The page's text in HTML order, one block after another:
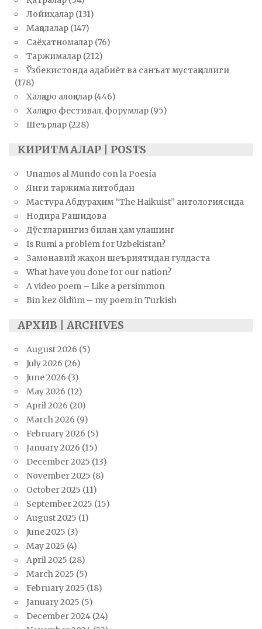
Лойиҳалар (131)
Мақолалар (147)
Саёҳатномалар (76)
Таржималар (212)
Ўзбекистонда адабиёт ва санъат мустақиллиги
(178)
Халқаро алоқалар (446)
Халқаро фестивал, форумлар (95)
Шеърлар (228)
КИРИТМАЛАР | POSTS
Unamos al Mundo con la Poesía
Янги таржима китобдан
Мастура Абдураҳим “The Haikuist” антологиясида
Нодира Рашидова
Дўстларингиз билан ҳам улашинг
Is Rumi a problem for Uzbekistan?
Замонавий жаҳон шеъриятидан гулдаста
What have you done for our nation?
A video poem – Like a persimmon
Bin kez öldüm – my poem in Turkish
АРХИВ | ARCHIVES
August 2026 (5)
July 2026 (26)
June 2026 (3)
May 2026 (12)
April 2026 (20)
March 2026 (9)
February 2026 (5)
January 2026 (15)
December 2025 (13)
November 2025 (8)
October 2025 (11)
September 2025 (15)
August 2025 (1)
June 2025 (3)
May 2025 (4)
April 2025 (28)
March 2025 (5)
February 2025 (18)
January 2025 (5)
December 2024 (24)